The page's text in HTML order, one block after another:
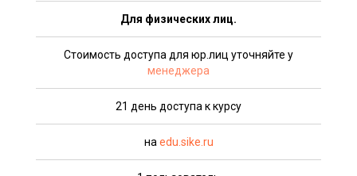
Для физических лиц.
Стоимость доступа для юр.лиц уточняйте у
менеджера
21 день доступа к курсу
на edu.sike.ru